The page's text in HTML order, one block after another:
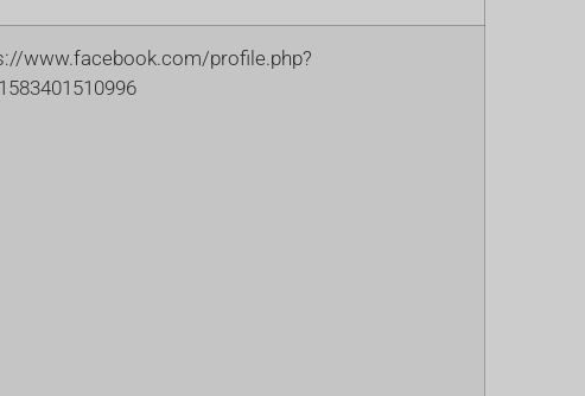
www.facebook.com/profile.php?